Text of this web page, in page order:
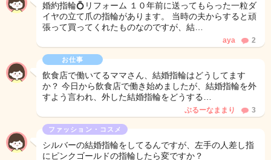
婚約指輪💍リフォーム １０年前に送ってもらった一粒ダ
イヤの立て爪の指輪があります。 当時の夫からすると頑
張って買ってくれたものなのですが、結…
aya 2
お仕事
飲食店で働いてるママさん、結婚指輪はどうしてます
か？ 今日から飲食店で働き始めましたが、結婚指輪を外
すよう言われ、外した結婚指輪をどうする…
ぶるーなままり 3
ファッション・コスメ
シルバーの結婚指輪をしてるんですが、左手の人差し指
にピンクゴールドの指輪したら変ですか？